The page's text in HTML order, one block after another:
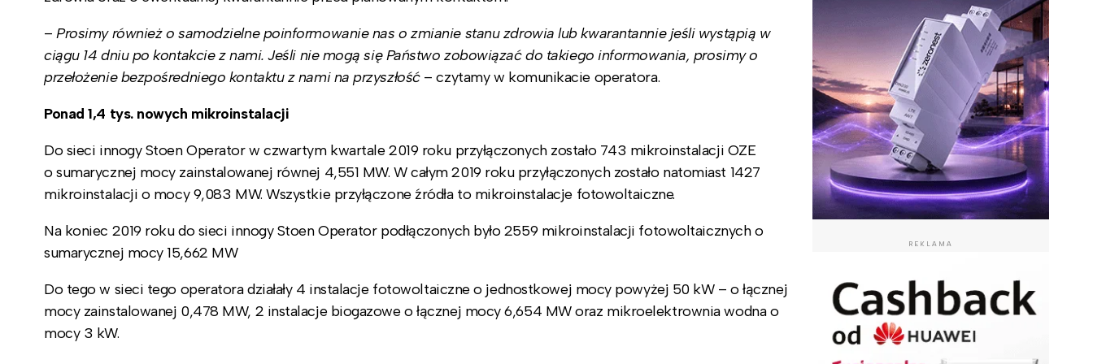
–Prosimy również o samodzielne poinformowanie nas o zmianie stanu zdrowia lub kwarantannie jeśli wystąpią w
ciągu 14 dniu po kontakcie z nami. Jeśli nie mogą się Państwo zobowiązać do takiego informowania, prosimy o
przełożenie bezpośredniego kontaktu z nami na przyszłość– czytamy w komunikacie operatora.
Ponad 1,4 tys. nowych mikroinstalacji
Do sieci innogy Stoen Operator w czwartym kwartale 2019 roku przyłączonych zostało 743 mikroinstalacji OZE
o sumarycznej mocy zainstalowanej równej 4,551 MW. W całym 2019 roku przyłączonych zostało natomiast 1427
mikroinstalacji o mocy 9,083 MW. Wszystkie przyłączone źródła to mikroinstalacje fotowoltaiczne.
Na koniec 2019 roku do sieci innogy Stoen Operator podłączonych było 2559 mikroinstalacji fotowoltaicznych o
sumarycznej mocy 15,662 MW
Do tego w sieci tego operatora działały 4 instalacje fotowoltaiczne o jednostkowej mocy powyżej 50 kW – o łącznej
mocy zainstalowanej 0,478 MW, 2 instalacje biogazowe o łącznej mocy 6,654 MW oraz mikroelektrownia wodna o
mocy 3 kW.
REKLAMA